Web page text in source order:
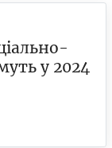
у 2024